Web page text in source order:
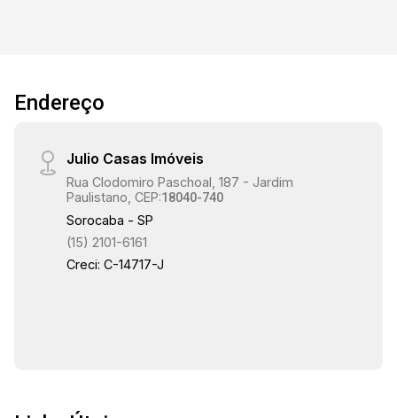
Endereço
Julio Casas Imóveis
Rua Clodomiro Paschoal, 187 - Jardim
Paulistano, CEP:18040-740
Sorocaba - SP
(15) 2101-6161
Creci: C-14717-J